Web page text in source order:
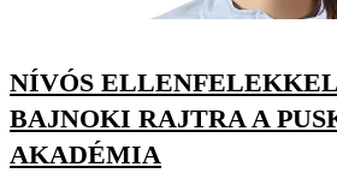
NÍVÓS
BAJNOKI RAJTRA A
AKADÉMIA